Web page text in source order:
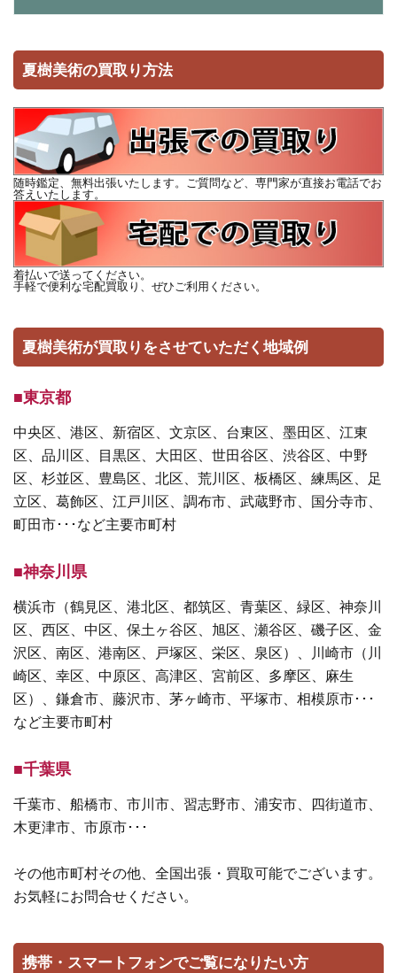
夏樹美術の買取り方法
随時鑑定、無料出張いたします。ご質問など、専門家が直接お電話でお
答えいたします。
着払いで送ってください。
手軽で便利な宅配買取り、ぜひご利用ください。
夏樹美術が買取りをさせていただく地域例
■東京都
中央区、港区、新宿区、文京区、台東区、墨田区、江東
区、品川区、目黒区、大田区、世田谷区、渋谷区、中野
区、杉並区、豊島区、北区、荒川区、板橋区、練馬区、足
立区、葛飾区、江戸川区、調布市、武蔵野市、国分寺市、
町田市･･･など主要市町村
■神奈川県
横浜市（鶴見区、港北区、都筑区、青葉区、緑区、神奈川
区、西区、中区、保土ヶ谷区、旭区、瀬谷区、磯子区、金
沢区、南区、港南区、戸塚区、栄区、泉区）、川崎市（川
崎区、幸区、中原区、高津区、宮前区、多摩区、麻生
区）、鎌倉市、藤沢市、茅ヶ崎市、平塚市、相模原市･･･
など主要市町村
■千葉県
千葉市、船橋市、市川市、習志野市、浦安市、四街道市、
木更津市、市原市･･･
その他市町村その他、全国出張・買取可能でございます。
お気軽にお問合せください。
携帯・スマートフォンでご覧になりたい方